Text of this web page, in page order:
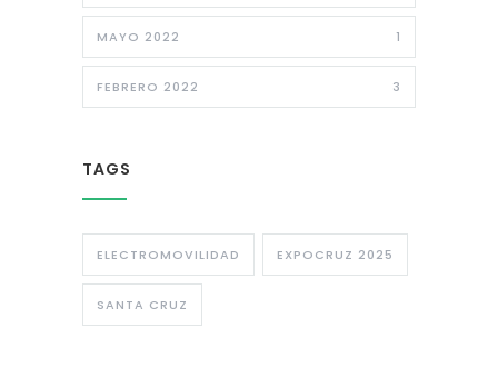
MAYO 2022 1
FEBRERO 2022 3
TAGS
ELECTROMOVILIDAD EXPOCRUZ 2025
SANTA CRUZ